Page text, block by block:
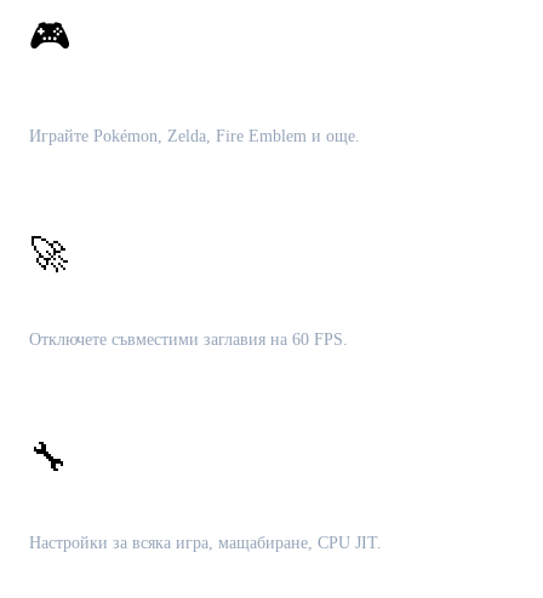
🎮
Играйте Pokémon, Zelda, Fire Emblem и още.
🚀
Отключете съвместими заглавия на 60 FPS.
🔧
Настройки за всяка игра, мащабиране, CPU JIT.